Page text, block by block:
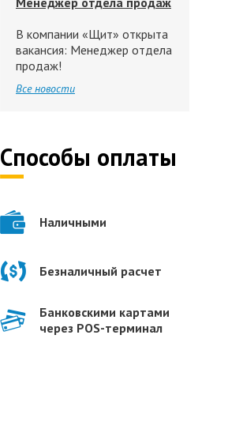
В компании «Щит» открыта
вакансия: Менеджер отдела
продаж!
Все новости
Способы оплаты
Наличными
Безналичный расчет
Банковскими картами
через POS-терминал